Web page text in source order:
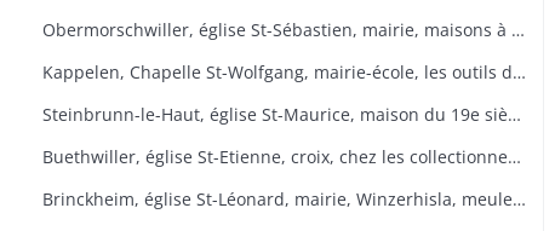
Obermorschwiller, église St-Sébastien, mairie, maisons à colombages
Kappelen, Chapelle St-Wolfgang, mairie-école, les outils d'antan, chez le collectionneur de tracteurs
Steinbrunn-le-Haut, église St-Maurice, maison du 19e siècle, vue générale
Buethwiller, église St-Etienne, croix, chez les collectionneurs
Brinckheim, église St-Léonard, mairie, Winzerhisla, meule 1597, moulin